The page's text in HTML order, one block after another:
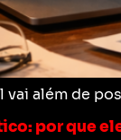
além de
por que